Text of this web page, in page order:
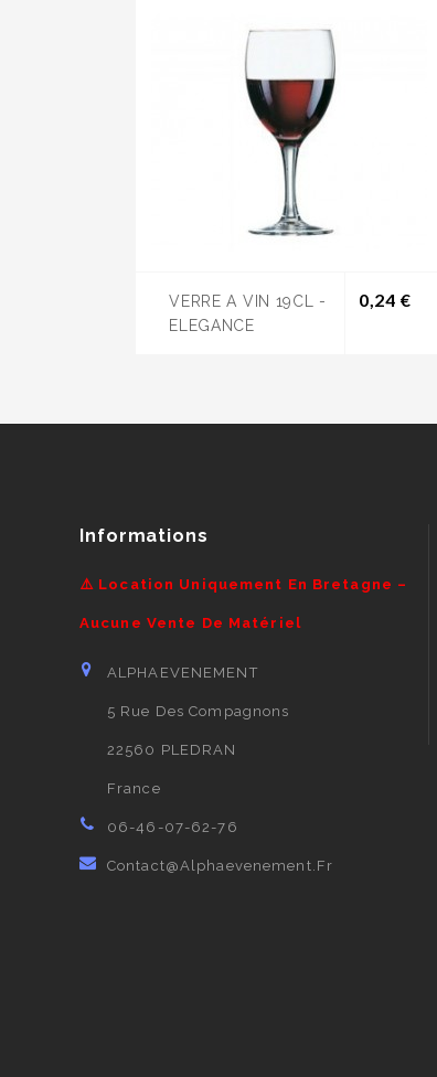
VERRE A VIN 19CL -
ELEGANCE
0,24 €Prix
Informations
⚠️ Location Uniquement En Bretagne –
Aucune Vente De Matériel
ALPHAEVENEMENT
5 Rue Des Compagnons
22560 PLEDRAN
France
06-46-07-62-76
Contact@alphaevenement.fr